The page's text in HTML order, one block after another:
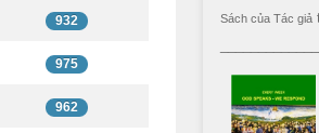
932
975
962
Sách của Tác giả